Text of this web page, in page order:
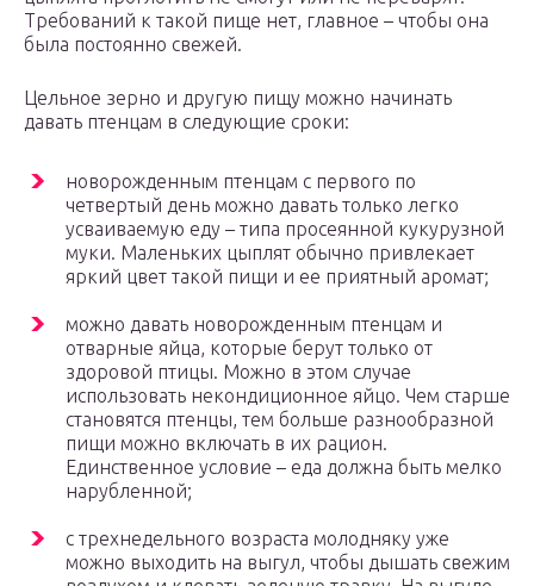
Требований к такой пище нет, главное – чтобы она
была постоянно свежей.
Цельное зерно и другую пищу можно начинать
давать птенцам в следующие сроки:
новорожденным птенцам с первого по
четвертый день можно давать только легко
усваиваемую еду – типа просеянной кукурузной
муки. Маленьких цыплят обычно привлекает
яркий цвет такой пищи и ее приятный аромат;
можно давать новорожденным птенцам и
отварные яйца, которые берут только от
здоровой птицы. Можно в этом случае
использовать некондиционное яйцо. Чем старше
становятся птенцы, тем больше разнообразной
пищи можно включать в их рацион.
Единственное условие – еда должна быть мелко
нарубленной;
с трехнедельного возраста молодняку уже
можно выходить на выгул, чтобы дышать свежим